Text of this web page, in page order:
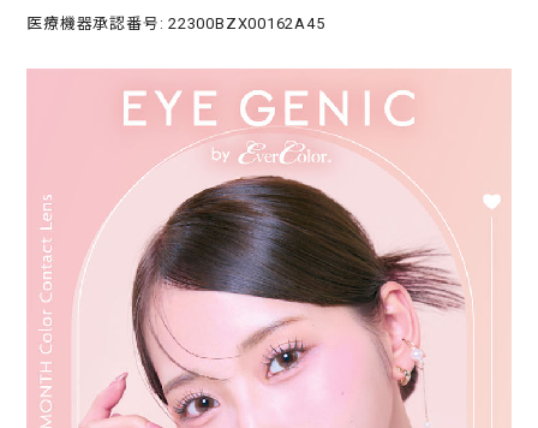
医療機器承認番号: 22300BZX00162A45